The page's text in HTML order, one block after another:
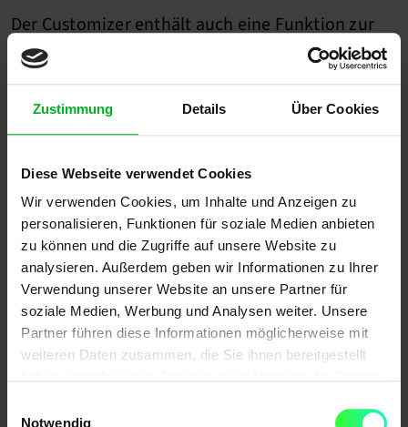
Zustimmung Details Über Cookies
Diese Webseite verwendet Cookies
Wir verwenden Cookies, um Inhalte und Anzeigen zu
personalisieren, Funktionen für soziale Medien anbieten
zu können und die Zugriffe auf unsere Website zu
analysieren. Außerdem geben wir Informationen zu Ihrer
Verwendung unserer Website an unsere Partner für
soziale Medien, Werbung und Analysen weiter. Unsere
Partner führen diese Informationen möglicherweise mit
weiteren Daten zusammen, die Sie ihnen bereitgestellt
Notwendig
Der Customizer enthält auch eine Funktion zur
Anpassung der Schriftarten auf der Website.
Benutzer können aus einer Vielzahl von
Schriftarten wählen oder eine eigene Schriftart
hinzufügen. Sie können auch die Größe und den
dass sie zur Website passt.
Widget-Anpassung
Mit dem Customizer können Benutzer auch ihre
Widgets anpassen. WordPress-Widgets sind
werden und verschiedene Funktionen ausführen,